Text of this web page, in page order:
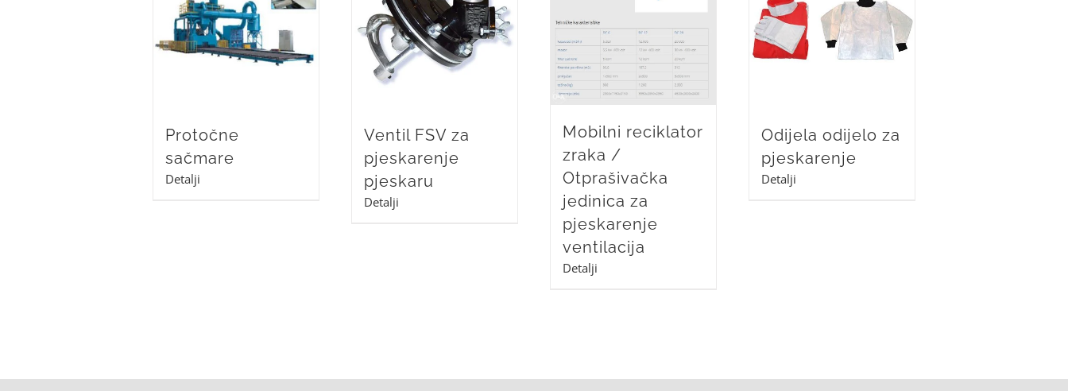
Protočne
sačmare
Detalji
Ventil FSV za
pjeskarenje
pjeskaru
Detalji
Mobilni reciklator
zraka /
Otprašivačka
jedinica za
pjeskarenje
ventilacija
Detalji
Odijela odijelo za
pjeskarenje
Detalji